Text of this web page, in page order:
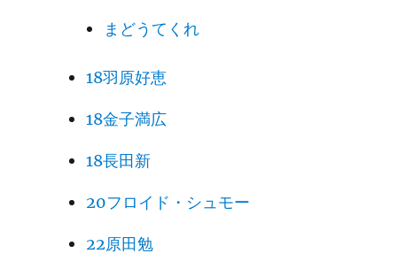
まどうてくれ
18羽原好恵
18金子満広
18長田新
20フロイド・シュモー
22原田勉